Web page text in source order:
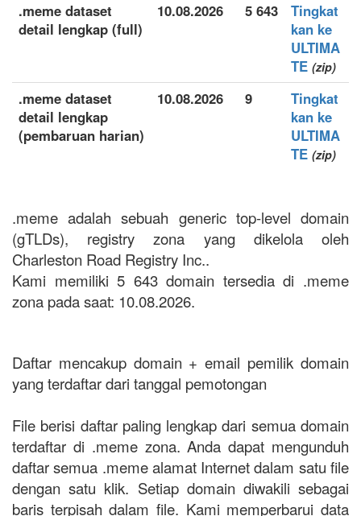
.meme dataset
detail lengkap (full)
10.08.2026 5 643
Tingkat
kan ke
ULTIMA
TE (zip)
.meme dataset
detail lengkap
(pembaruan harian)
10.08.2026 9
Tingkat
kan ke
ULTIMA
TE (zip)
.meme adalah sebuah generic top-level domain
(gTLDs), registry zona yang dikelola oleh
Charleston Road Registry Inc..
Kami memiliki 5 643 domain tersedia di .meme
zona pada saat: 10.08.2026.
Daftar mencakup domain + email pemilik domain
yang terdaftar dari tanggal pemotongan
File berisi daftar paling lengkap dari semua domain
terdaftar di .meme zona. Anda dapat mengunduh
daftar semua .meme alamat Internet dalam satu file
dengan satu klik. Setiap domain diwakili sebagai
baris terpisah dalam file. Kami memperbarui data